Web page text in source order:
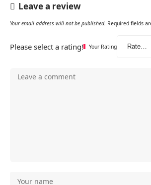
Leave a review
Your email address will not be published. Required fields
Please select a rating! Your Rating